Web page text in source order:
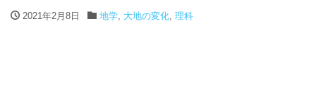
2021年2月8日 地学, 大地の変化, 理科